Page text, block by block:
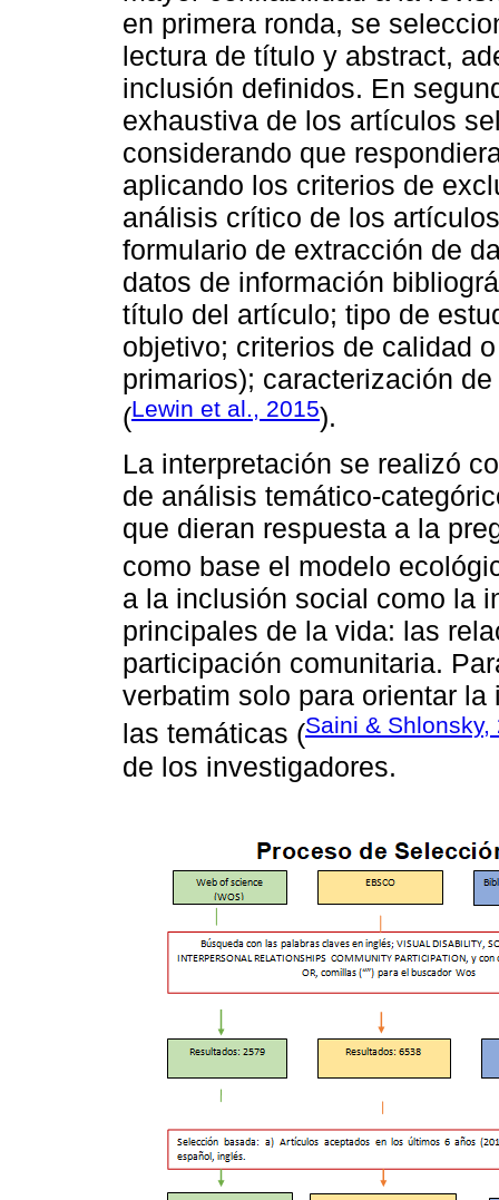
en primera ronda, se
lectura de título y abstract,
inclusión definidos. En
exhaustiva de los artículos
considerando que
aplicando los criterios de
análisis crítico de los
formulario de extracción de
datos de información
título del artículo; tipo de
objetivo; criterios de calidad
primarios); caracterización
(Lewin et al., 2015).
La interpretación se realizó
de análisis temático-
que dieran respuesta a la
como base el modelo
a la inclusión social como la
principales de la vida: las
participación comunitaria.
verbatim solo para orientar
las temáticas (Saini & Shlonsky,
de los investigadores.